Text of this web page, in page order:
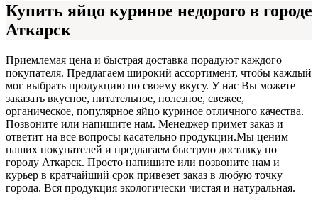
Купить яйцо куриное недорого в городе
Аткарск
Приемлемая цена и быстрая доставка порадуют каждого
покупателя. Предлагаем широкий ассортимент, чтобы каждый
мог выбрать продукцию по своему вкусу. У нас Вы можете
заказать вкусное, питательное, полезное, свежее,
органическое, популярное яйцо куриное отличного качества.
Позвоните или напишите нам. Менеджер примет заказ и
ответит на все вопросы касательно продукции.Мы ценим
наших покупателей и предлагаем быструю доставку по
городу Аткарск. Просто напишите или позвоните нам и
курьер в кратчайший срок привезет заказ в любую точку
города. Вся продукция экологически чистая и натуральная.